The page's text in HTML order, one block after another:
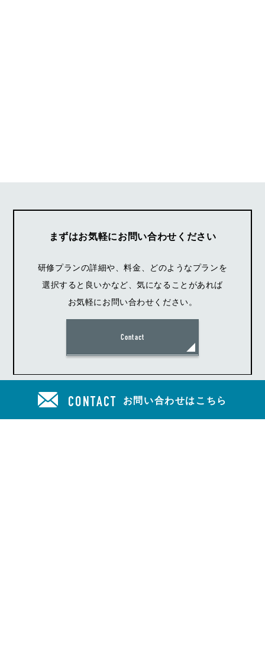
CONTACT お問い合わせはこちら
まずはお気軽にお問い合わせください
研修プランの詳細や、料金、どのようなプランを
選択すると良いかなど、気になることがあれば
お気軽にお問い合わせください。
Contact